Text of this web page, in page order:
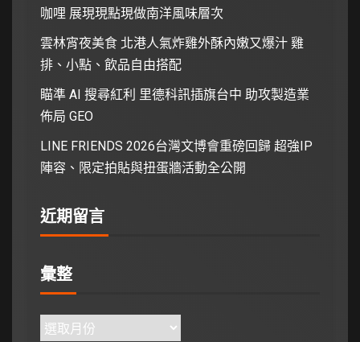
咖哩 展現現點現做南洋風味層次
雲林宵夜美食 北港人氣炸雞外酥內嫩又爆汁 雞
排、小點、飲品自由搭配
瞄準 AI 搜尋紅利 里德科訊插旗台中 助攻製造業
佈局 GEO
LINE FRIENDS 2026台灣文博會重磅回歸 超強IP
陣容、限定拍貼與扭蛋牆活動全公開
近期留言
彙整